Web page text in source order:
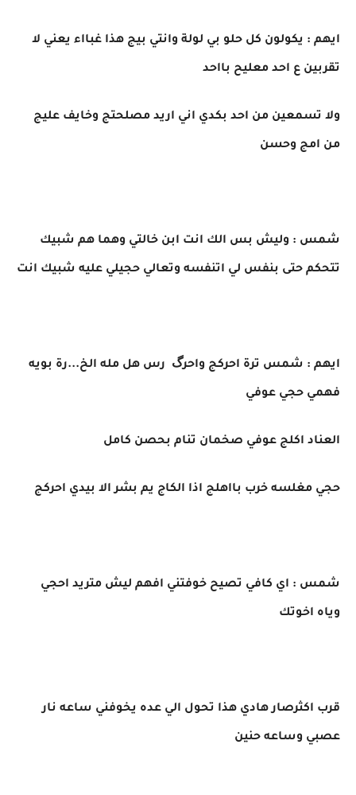
ايهم : يكولون كل حلو بي لولة وانتي بيج هذا غبااء يعني لا
تقربين ع احد معليح بااحد
ولا تسمعين من احد بكدي اني اريد مصلحتج وخايف عليج
من امج وحسن
شمس : وليش بس الك انت ابن خالتي وهما هم شبيك
تتحكم حتى بنفس لي اتنفسه وتعالي حجيلي عليه شبيك انت
ايهم : شمس ترة احركج واحرگ رس هل مله الخ...رة بويه
فهمي حجي عوفي
العناد اكلج عوفي صخمان تنام بحصن كامل
حجي مغلسه خرب بااهلج اذا الكاج يم بشر الا بيدي احركج
شمس : اي كافي تصيح خوفتني افهم ليش متريد احجي
وياه اخوتك
قرب اكثرصار هادي هذا تحول الي عده يخوفني ساعه نار
عصبي وساعه حنين